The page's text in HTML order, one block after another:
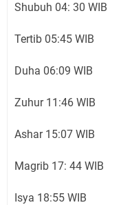
Shubuh 04: 30 WIB
Tertib 05:45 WIB
Duha 06:09 WIB
Zuhur 11:46 WIB
Ashar 15:07 WIB
Magrib 17: 44 WIB
Isya 18:55 WIB